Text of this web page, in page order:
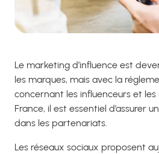
Le marketing d’influence est
les marques, mais avec la
concernant les influenceurs et les
France, il est essentiel d’assurer
dans les partenariats.
Les réseaux sociaux proposent